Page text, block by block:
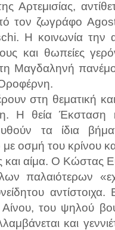
Αρτεμισίας,
τον ζωγράφο
Η κοινωνία την
και θωπείες
Μαγδαληνή
στη θεματική
Η θεία Έκσταση
τα ίδια
οσμή του κρίνου
και αίμα. Ο Κώστας
παλαιότερων
αντίστοιχα.
του ψηλού
και